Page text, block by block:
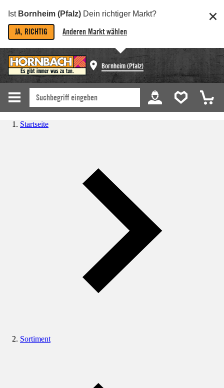
Ist Bornheim (Pfalz) Dein richtiger Markt?
JA, RICHTIG Anderen Markt wählen
Bornheim (Pfalz)
Startseite
Sortiment